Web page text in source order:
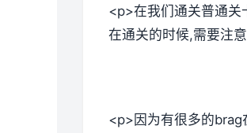
<p>在我们通关普通关
在通关的时候,需要注
<p>因为有很多的brag